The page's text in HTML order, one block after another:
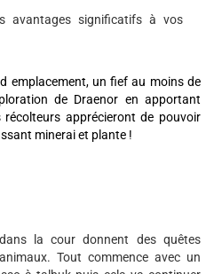
avantages significatifs à vos
emplacement, un fief au moins de
de Draenor en apportant
apprécieront de pouvoir
minerai et plante !
la cour donnent des quêtes
Tout commence avec un